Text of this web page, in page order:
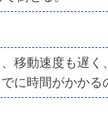
移動速度も遅
に時間がかか